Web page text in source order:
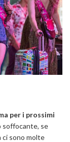
per i prossimi
soffocante, se
ci sono molte